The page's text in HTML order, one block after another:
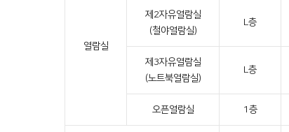
열람실
제2자유열람실
(철야열람실)
L층
제3자유열람실
(노트북열람실)
L층
오픈열람실 1층